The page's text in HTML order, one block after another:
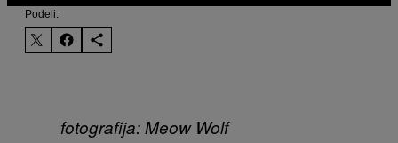
Podeli:
fotografija: Meow Wolf